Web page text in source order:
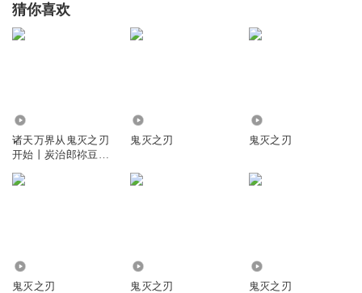
猜你喜欢
诸天万界从鬼灭之刃
开始丨炭治郎祢豆子
鬼灭之刃 鬼灭之刃
鬼灭之刃 鬼灭之刃 鬼灭之刃